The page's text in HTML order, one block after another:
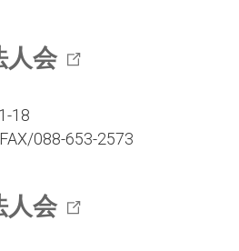
人会
18
FAX/088-653-2573
人会